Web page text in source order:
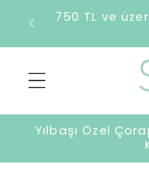
İçeriğe
atla
750 TL ve
Yılbaşı Özel